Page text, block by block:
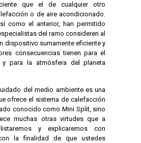
que el de cualquier otro
o de aire acondicionado.
como el anterior, han permitido
del ramo consideren al
dispositivo sumamente eficiente y
consecuencias tienen para el
y para la atmósfera del planeta
del medio ambiente es una
ofrece el sistema de calefacción
conocido como Mini Split, sino
muchas otras virtudes que a
y explicaremos con
la finalidad de que ustedes